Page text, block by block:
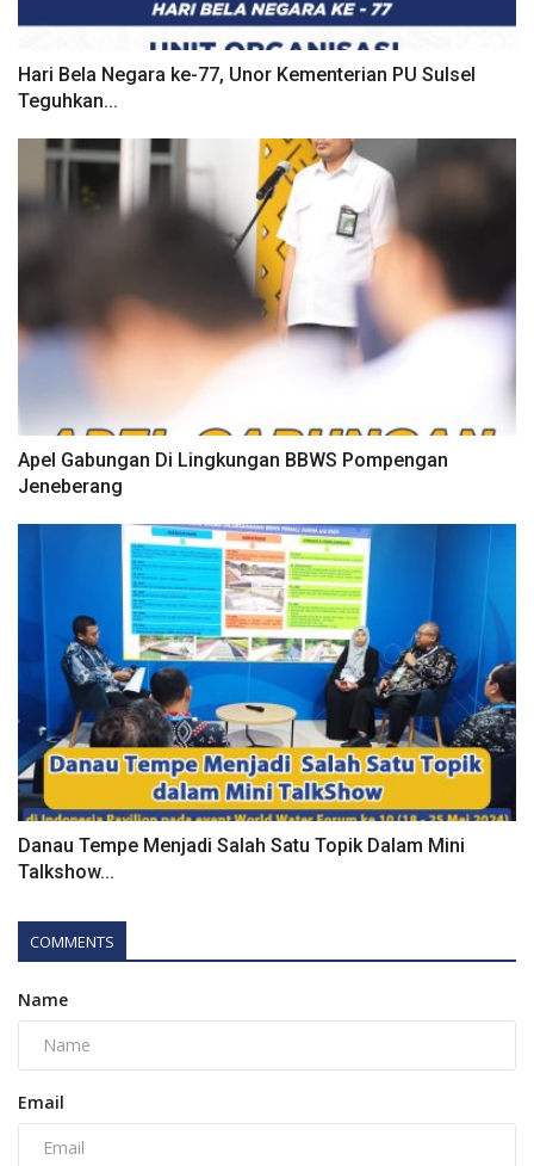
Hari Bela Negara ke-77, Unor Kementerian PU Sulsel
Teguhkan...
Apel Gabungan Di Lingkungan BBWS Pompengan
Jeneberang
Danau Tempe Menjadi Salah Satu Topik Dalam Mini
Talkshow...
COMMENTS
Name
Email